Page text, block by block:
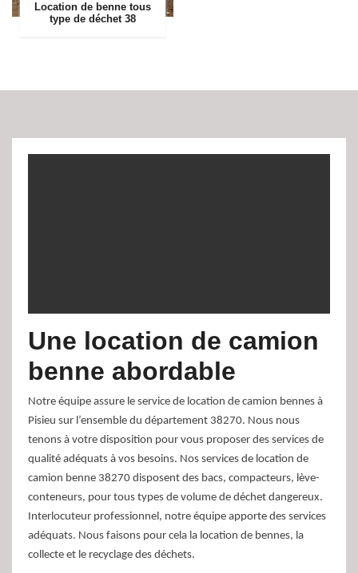
Location de benne tous
type de déchet 38
Une location de camion
benne abordable
Notre équipe assure le service de location de camion bennes à
Pisieu sur l’ensemble du département 38270. Nous nous
tenons à votre disposition pour vous proposer des services de
qualité adéquats à vos besoins. Nos services de location de
camion benne 38270 disposent des bacs, compacteurs, lève-
conteneurs, pour tous types de volume de déchet dangereux.
Interlocuteur professionnel, notre équipe apporte des services
adéquats. Nous faisons pour cela la location de bennes, la
collecte et le recyclage des déchets.